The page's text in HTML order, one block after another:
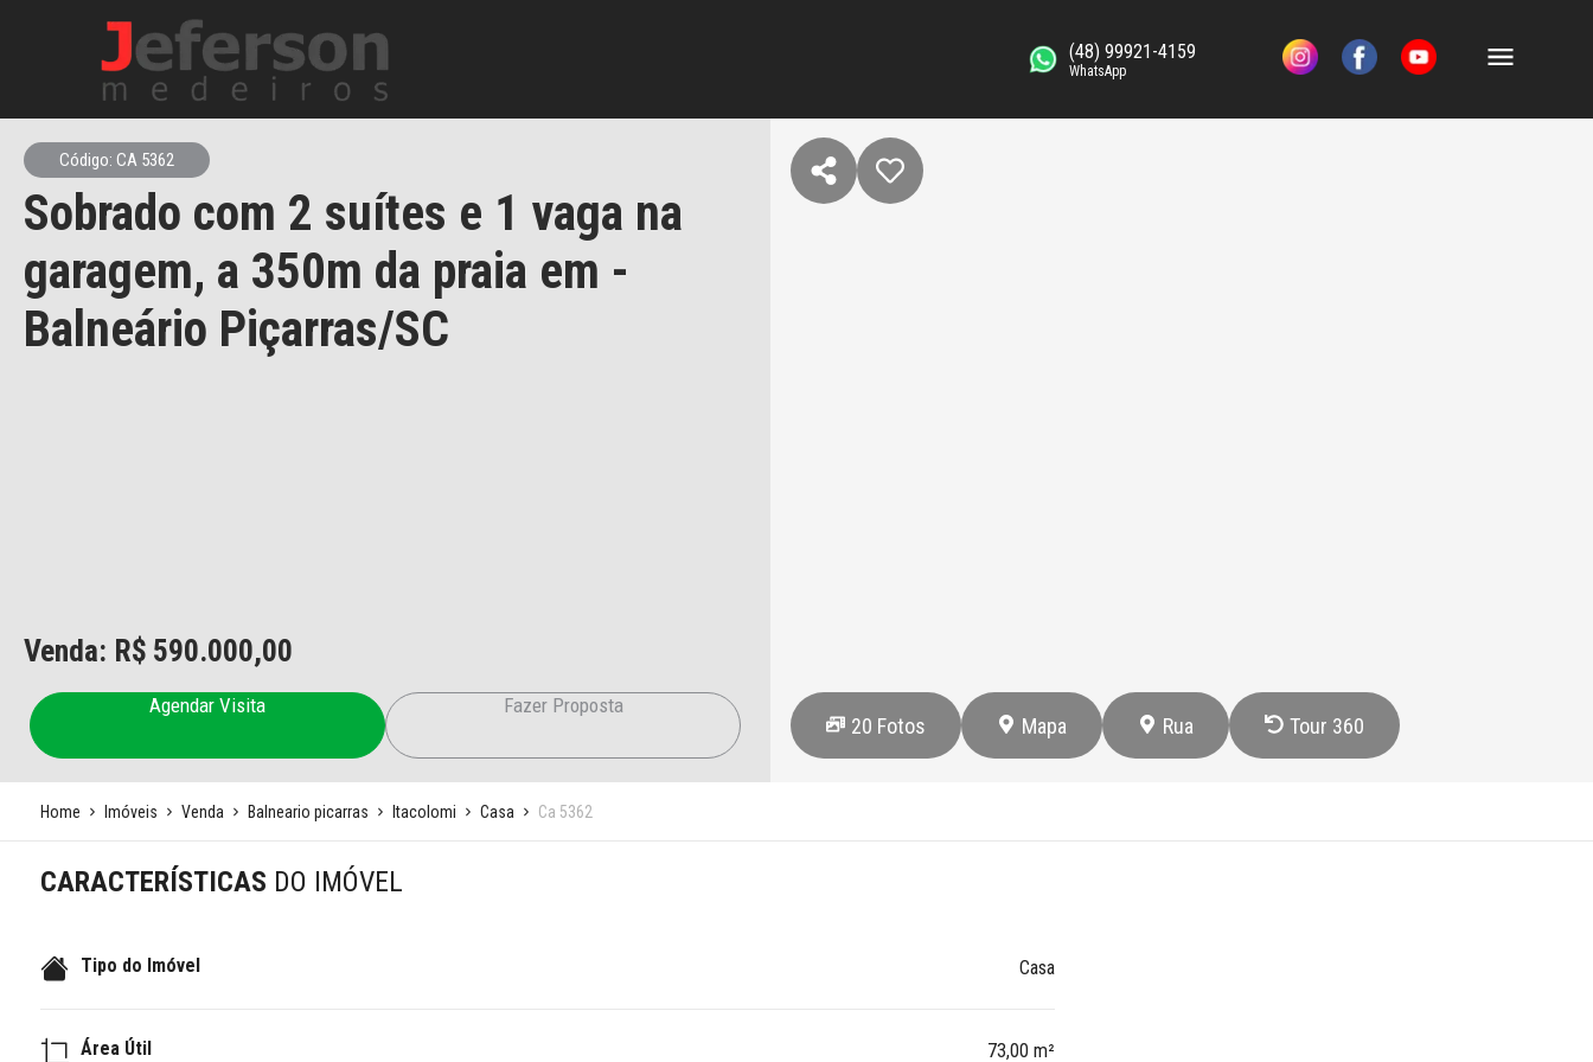
(48) 99921-4159
WhatsApp
Código: CA 5362
Sobrado com 2 suítes e 1 vaga na
garagem, a 350m da praia em -
Balneário Piçarras/SC
Venda: R$ 590.000,00
Agendar Visita Fazer Proposta
20 Fotos Mapa Rua Tour 360
Home Imóveis Venda Balneario picarras Itacolomi Casa Ca 5362
CARACTERÍSTICAS DO IMÓVEL
Tipo do Imóvel Casa
Área Útil 73,00 m²